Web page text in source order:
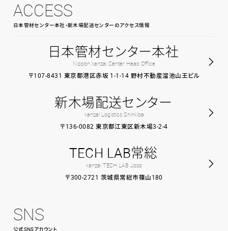
ACCESS
日本管材センター本社・新木場配送センターのアクセス情報
日本管材センター本社
Nippon kanzai Center Head Office
〒107-8431 東京都港区赤坂 1-1-14 野村不動産溜池山王ビル
新木場配送センター
kanzai Logistics Shinkiba
〒136-0082 東京都江東区新木場3-2-4
TECH LAB常総
kanzai TECH LAB Joso
〒300-2721 茨城県常総市篠山180
SNS
公式SNSアカウント